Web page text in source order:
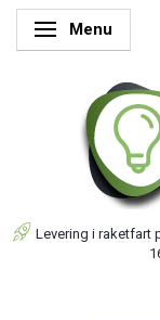
Skifte navigation
Menu
Levering i raketfart